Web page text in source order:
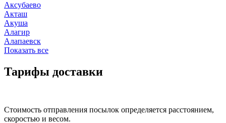
Аксубаево
Акташ
Акуша
Алагир
Алапаевск
Показать все
Тарифы доставки
Стоимость отправления посылок определяется расстоянием,
скоростью и весом.